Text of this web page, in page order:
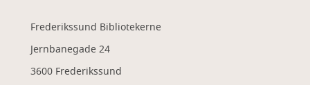
Frederikssund Bibliotekerne
Jernbanegade 24
3600 Frederikssund